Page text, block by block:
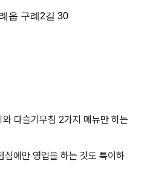
읍 구례2길 30
다슬기무침 2가지 메뉴만 하는
심에만 영업을 하는 것도 특이하